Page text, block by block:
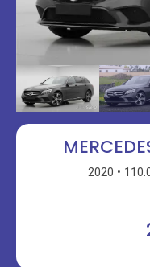
2020